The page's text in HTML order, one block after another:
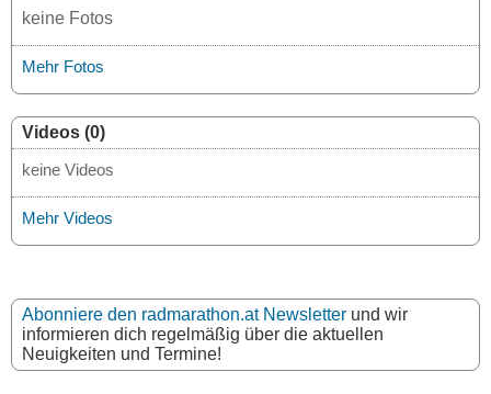
keine Fotos
Mehr Fotos
Videos (0)
keine Videos
Mehr Videos
Abonniere den radmarathon.at Newsletter und wir
informieren dich regelmäßig über die aktuellen
Neuigkeiten und Termine!